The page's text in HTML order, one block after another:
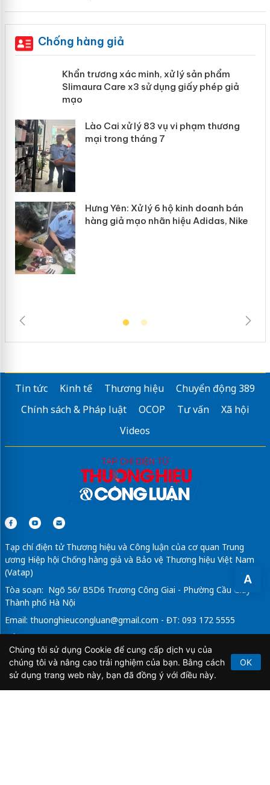
A
Chống hàng giả
Khẩn trương xác minh, xử lý sản phẩm
Slimaura Care x3 sử dụng giấy phép
Tin tức Kinh tế Thương hiệu
Chuyển động 389
Chính sách & Pháp luật
OCOP Tư vấn
Xã hội
Videos
Tạp chí điện tử Thương hiệu và Công luận của cơ quan Trung
ương Hiệp hội Chống hàng giả và Bảo vệ Thương hiệu Việt Nam
(Vatap)
Tòa soạn: Ngõ 56/ B5D6 Trương Công Giai - Phường Cầu Giấy -
Thành phố Hà Nội
Email: thuonghieucongluan@gmail.com - ĐT: 093 172 5555
Tổng Biên Tập: Vũ Đức Thuận
Giấy phép hoạt động báo chí điện tử số 64/GP-BTTTT do Bộ
Thông tin và Truyền thông cấp ngày 21/2/2020.
Chúng tôi sử dụng Cookie để cung cấp dịch vụ của
chúng tôi và nâng cao trải nghiệm của bạn. Bằng cách
sử dụng trang web này, bạn đã đồng ý với điều này.
OK